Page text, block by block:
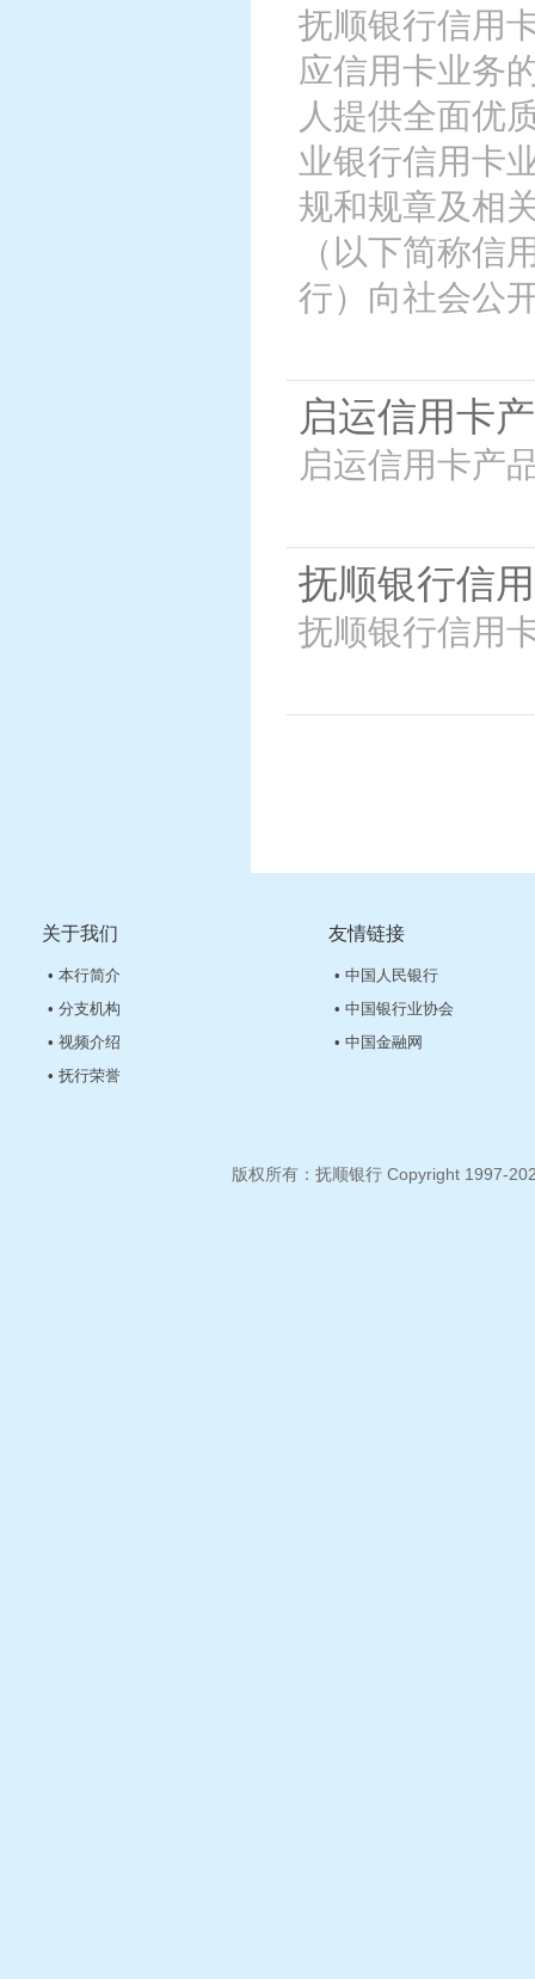
抚顺银行信用
应信用卡业务
人提供全面优
业银行信用卡
规和规章及相
（以下简称信
行）向社会公
启运信用卡
启运信用卡产
抚顺银行信
抚顺银行信用
关于我们
• 本行简介
• 分支机构
• 视频介绍
• 抚行荣誉
友情链接
• 中国人民银行
• 中国银行业协会
• 中国金融网
版权所有：抚顺银行 Copyright 1997-